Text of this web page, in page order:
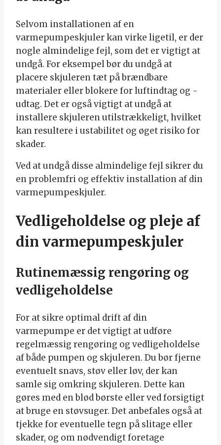
Selvom installationen af en
varmepumpeskjuler kan virke ligetil, er der
nogle almindelige fejl, som det er vigtigt at
undgå. For eksempel bør du undgå at
placere skjuleren tæt på brændbare
materialer eller blokere for luftindtag og -
udtag. Det er også vigtigt at undgå at
installere skjuleren utilstrækkeligt, hvilket
kan resultere i ustabilitet og øget risiko for
skader.
Ved at undgå disse almindelige fejl sikrer du
en problemfri og effektiv installation af din
varmepumpeskjuler.
Vedligeholdelse og pleje af
din varmepumpeskjuler
Rutinemæssig rengøring og
vedligeholdelse
For at sikre optimal drift af din
varmepumpe er det vigtigt at udføre
regelmæssig rengøring og vedligeholdelse
af både pumpen og skjuleren. Du bør fjerne
eventuelt snavs, støv eller løv, der kan
samle sig omkring skjuleren. Dette kan
gøres med en blød børste eller ved forsigtigt
at bruge en støvsuger. Det anbefales også at
tjekke for eventuelle tegn på slitage eller
skader, og om nødvendigt foretage